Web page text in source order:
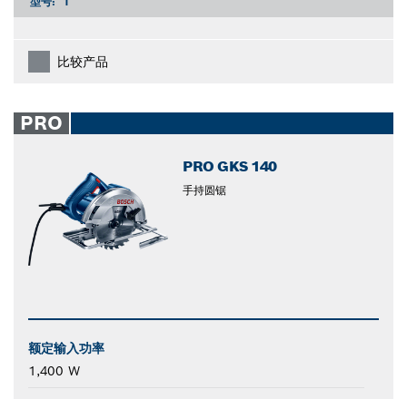
比较产品
PRO
PRO GKS 140
手持圆锯
额定输入功率
1,400 W